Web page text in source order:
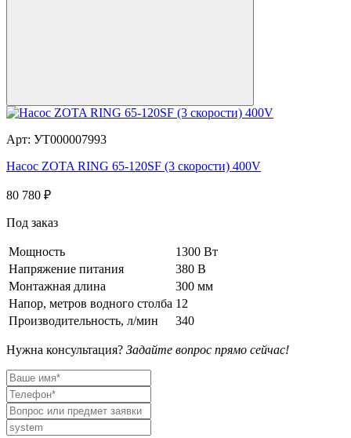
Арт: УТ000007993
Насос ZOTA RING 65-120SF (3 скорости) 400V
80 780 ₽
Под заказ
Мощность
1300 Вт
Напряжение питания
380 В
Монтажная длина
300 мм
Напор, метров водного столба 12
Производительность, л/мин
340
Нужна консультация? Задайте вопрос прямо сейчас!